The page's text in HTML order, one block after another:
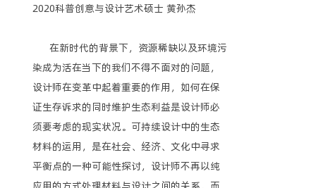
2020科普创意与设计艺术硕士 黄孙杰
在新时代的背景下，资源稀缺以及环境污
染成为活在当下的我们不得不面对的问题，
设计师在变革中起着重要的作用，如何在保
证生存诉求的同时维护生态利益是设计师必
须要考虑的现实状况。可持续设计中的生态
材料的运用，是在社会、经济、文化中寻求
平衡点的一种可能性探讨，设计师不再以纯